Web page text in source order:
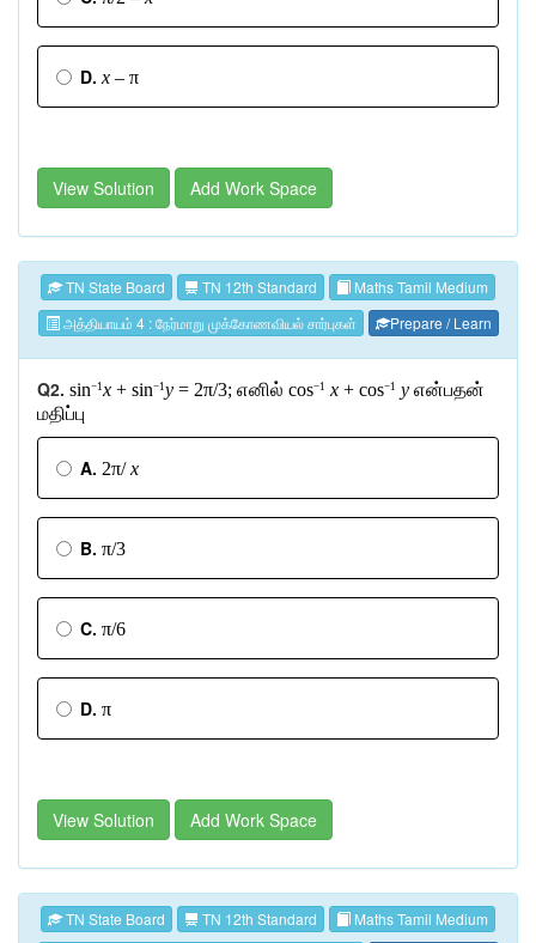
D.x – π
View Solution Add Work Space
TN State Board TN 12th Standard
Maths Tamil Medium
அத்தியாயம் 4 : நேர்மாறு முக்கோணவியல் சார்புகள்
Prepare / Learn
Q2. sin−1 x + sin−1 y = 2π/3; எனில் cos−1 x + cos−1 y என்பதன்
மதிப்பு
A. 2π/x
B. π/3
C. π/6
D. π
View Solution Add Work Space
TN State Board TN 12th Standard
Maths Tamil Medium